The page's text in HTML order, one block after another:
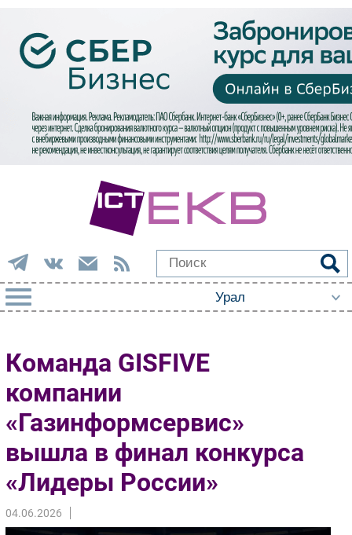
Импорто­замещение
Автоматизация Промышленности
Интернет
Мобильная связь
Фиксированная связь
Интеграция
Рынок ПК
Маркетинг
Команда GISFIVE
компании
«Газинформсервис»
вышла в финал конкурса
«Лидеры России»
04.06.2026